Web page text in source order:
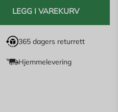
LEGG I VAREKURV
365 dagers returrett
Hjemmelevering